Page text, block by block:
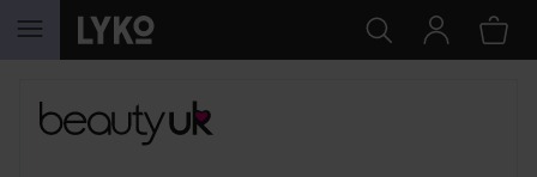
HOPPA TILL INNEHÅLLET